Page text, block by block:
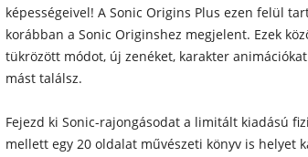
képességeivel! A Sonic Origins Plus ezen felül
korábban a Sonic Originshez megjelent. Ezek
tükrözött módot, új zenéket, karakter
mást találsz.
Fejezd ki Sonic-rajongásodat a limitált kiadású
mellett egy 20 oldalat művészeti könyv is helyet